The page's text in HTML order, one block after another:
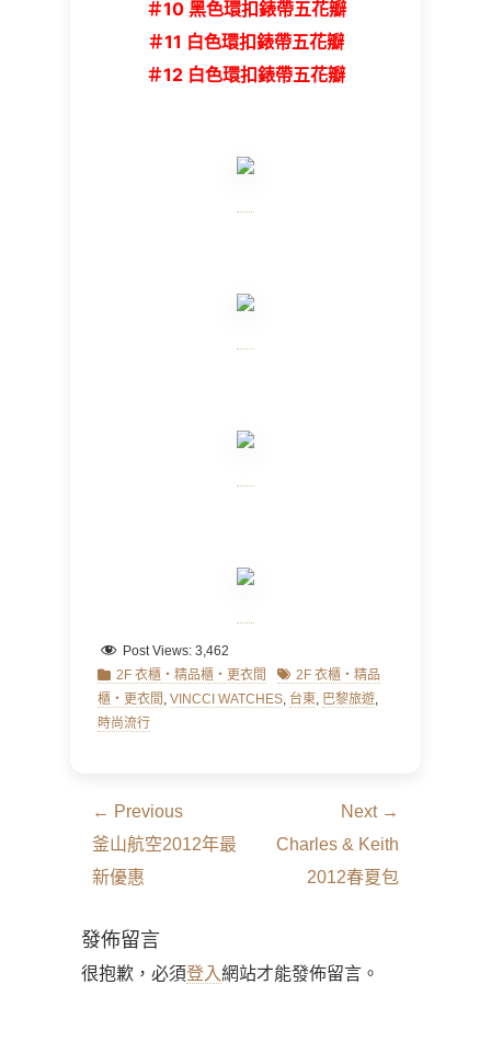
＃10 黑色環扣錶帶五花瓣
＃11 白色環扣錶帶五花瓣
＃12 白色環扣錶帶五花瓣
Post Views: 3,462
Categories
2F 衣櫃‧精品櫃‧更衣間 Tags2F 衣櫃‧精品
櫃‧更衣間 , VINCCI WATCHES, 台東, 巴黎旅遊,
時尚流行
文
章
導
覽
← Previous
Previous
post:
釜山航空2012年最
新優惠
Next →
NextCharles & Keith
2012春夏包
發佈留言
很抱歉，必須登入網站才能發佈留言。